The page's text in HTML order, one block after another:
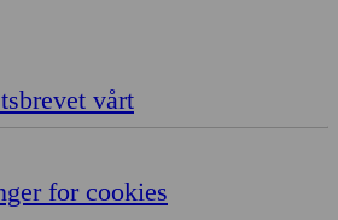
vårt
for cookies